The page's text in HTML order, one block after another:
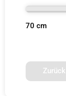
70 cm
Zurück